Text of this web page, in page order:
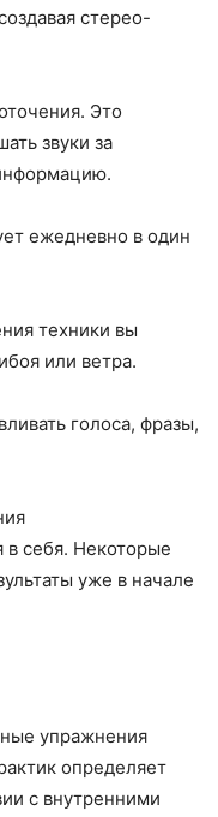
стерео-
Это
звуки за
ежедневно в один
техники вы
или ветра.
голоса, фразы,
в себя. Некоторые
уже в начале
упражнения
определяет
с внутренними